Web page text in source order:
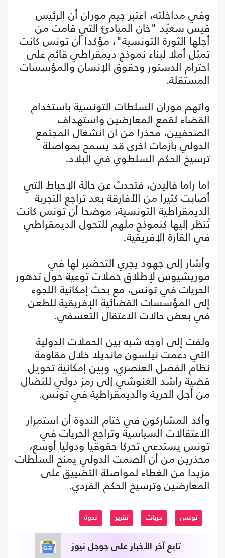
وفي مداخلته، اعتبر جيم موران أن الرئيس
قيس سعيّد "خان المبادئ التي قامت من
أجلها الثورة التونسية"، مؤكدا أن تونس كانت
تمثل أملا لبناء نموذج ديمقراطي قائم على
احترام الدستور وحقوق الإنسان والمؤسسات
المستقلة.
واتهم موران السلطات التونسية باستخدام
القضاء لقمع المعارضين واستهداف
الصحفيين، محذرا من أن انشغال المجتمع
الدولي بأزمات أخرى قد يسمح بمواصلة
ترسيخ الحكم السلطوي في البلاد.
أما راما فاليدن، فتحدث عن حالة الإحباط التي
أصابت كثيرا من الأفارقة بعد تراجع التجربة
الديمقراطية التونسية، موضحا أن تونس كانت
تُنظر إليها كنموذج ملهم للتحول الديمقراطي
في القارة الإفريقية.
وأشار إلى جهود يجري التحضير لها في
موريشيوس لإطلاق حملات توعية حول تدهور
الحريات في تونس، مع بحث إمكانية اللجوء
إلى المؤسسات القضائية الإفريقية للطعن
في بعض حالات الاعتقال التعسفي.
ولفت إلى أوجه شبه بين الحملات الدولية
التي دعمت نيلسون مانديلا خلال مقاومة
نظام الفصل العنصري، وبين إمكانية تحويل
قضية راشد الغنوشي إلى رمز دولي للنضال
من أجل الحرية والديمقراطية في تونس.
وأكد المشاركون في ختام الندوة أن استمرار
الاعتقالات السياسية وتراجع الحريات في
تونس يستدعي تحركا حقوقيا ودوليا أوسع،
محذرين من أن الصمت الدولي يمنح السلطات
مزيدا من الغطاء لمواصلة التضييق على
المعارضين وترسيخ الحكم الفردي.
تونس حريات تقرير ندوة
تابع آخر الأخبار على جوجل نيوز